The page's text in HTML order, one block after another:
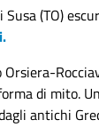
(TO)
Orsiera-
di mito.
antichi